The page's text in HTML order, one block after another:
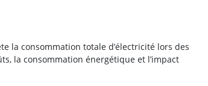
la consommation totale d’électricité lors des
la consommation énergétique et l’impact